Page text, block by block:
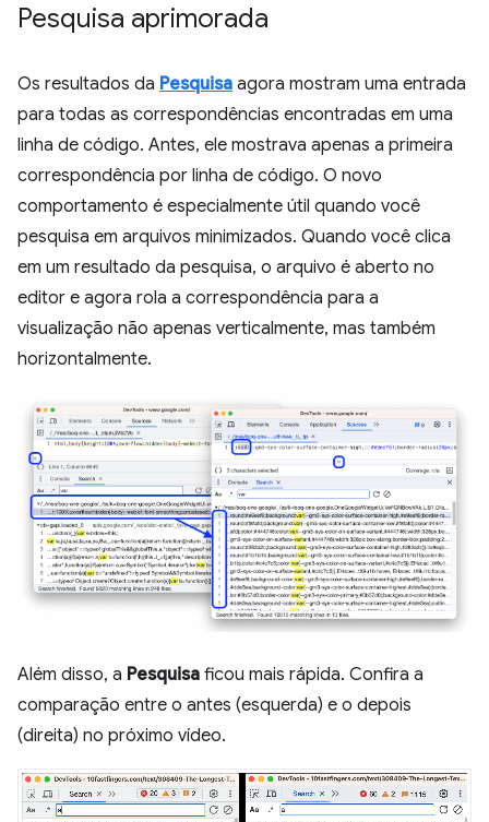
Pesquisa aprimorada
Os resultados da Pesquisa agora mostram uma entrada
para todas as correspondências encontradas em uma
linha de código. Antes, ele mostrava apenas a primeira
correspondência por linha de código. O novo
comportamento é especialmente útil quando você
pesquisa em arquivos minimizados. Quando você clica
em um resultado da pesquisa, o arquivo é aberto no
editor e agora rola a correspondência para a
visualização não apenas verticalmente, mas também
horizontalmente.
Além disso, a Pesquisa ficou mais rápida. Confira a
comparação entre o antes (esquerda) e o depois
(direita) no próximo vídeo.